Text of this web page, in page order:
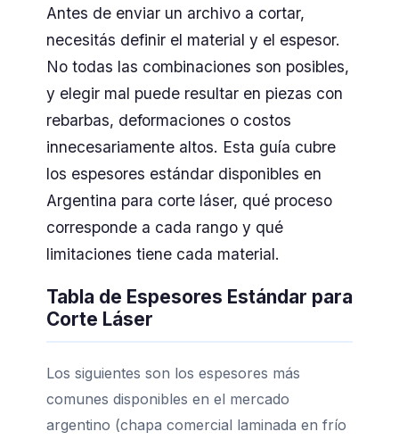
Antes de enviar un archivo a cortar,
necesitás definir el material y el espesor.
No todas las combinaciones son posibles,
y elegir mal puede resultar en piezas con
rebarbas, deformaciones o costos
innecesariamente altos. Esta guía cubre
los espesores estándar disponibles en
Argentina para corte láser, qué proceso
corresponde a cada rango y qué
limitaciones tiene cada material.
Tabla de Espesores Estándar para
Corte Láser
Los siguientes son los espesores más
comunes disponibles en el mercado
argentino (chapa comercial laminada en frío